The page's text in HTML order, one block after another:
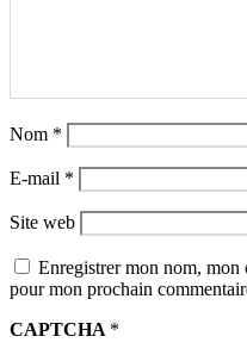
Nom *
E-mail *
Site web
Enregistrer mon nom, mon
pour mon prochain
CAPTCHA *